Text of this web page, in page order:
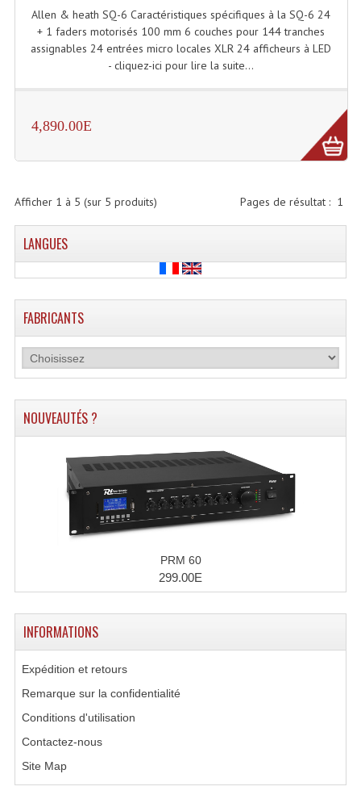
Système Sans Fil In-Ear Monitoring
Table Mixages Et Contrôleurs & Consoles
Lasers (Effets Volumetriques)
Lasers D'extérieur Multi-Points
Effets Lumineux À Leds
Effets Lumineux, Centre De Piste
Blocs De Puissance
Chenillards Modulateurs
Consoles Éclairage DMX
Filtres Et Divers
Allen & heath SQ-6 Caractéristiques spécifiques à la SQ-6 24
+ 1 faders motorisés 100 mm 6 couches pour 144 tranches
assignables 24 entrées micro locales XLR 24 afficheurs à LED
- cliquez-ici pour lire la suite...
4,890.00E
Pages de résultat : 1
Afficher 1 à 5 (sur 5 produits)
LANGUES
FABRICANTS
NOUVEAUTÉS ?
PRM 60
299.00E
INFORMATIONS
Expédition et retours
Remarque sur la confidentialité
Conditions d'utilisation
Contactez-nous
Site Map